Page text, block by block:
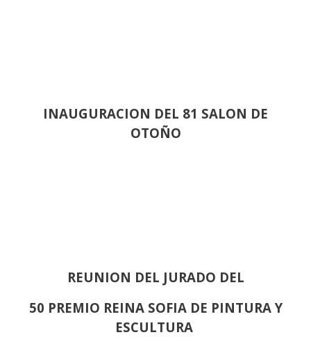
INAUGURACION DEL 81 SALON DE
OTOÑO
REUNION DEL JURADO DEL
50 PREMIO REINA SOFIA DE PINTURA Y
ESCULTURA